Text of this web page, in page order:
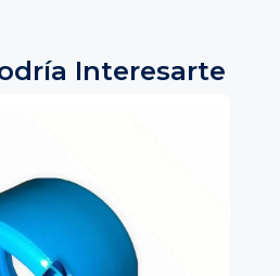
Interesarte